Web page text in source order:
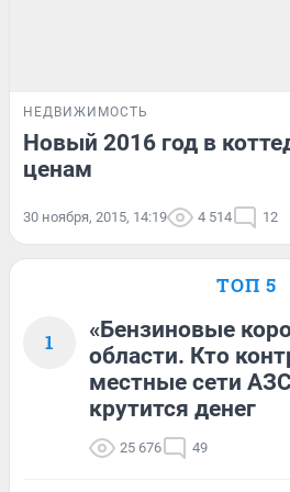
НЕДВИЖИМОСТЬ
Новый 2016 год в
ценам
30 ноября, 2015, 14:19 4 514 12
ТОП 5
1
«Бензиновые
области. Кто
местные сети
крутится денег
25 676 49